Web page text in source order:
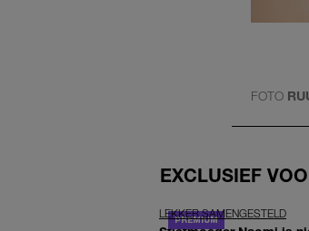
FOTO
EXCLUSIEF
LEKKER SAMENGESTELD